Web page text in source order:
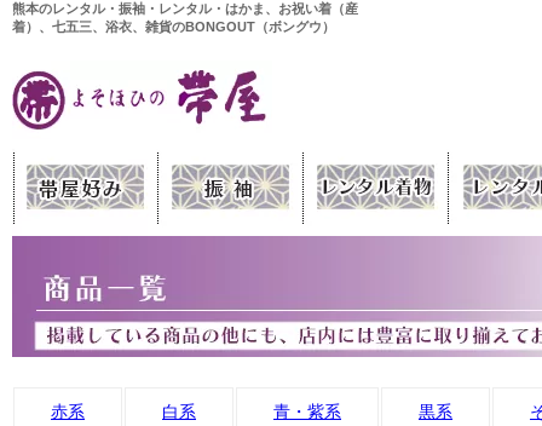
熊本のレンタル・振袖・レンタル・はかま、お祝い着（産
着）、七五三、浴衣、雑貨のBONGOUT（ボングウ）
赤系 白系 青・紫系 黒系